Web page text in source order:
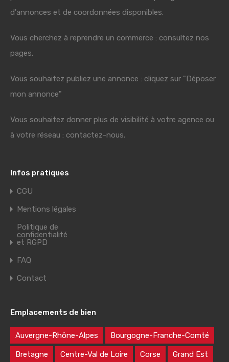
d'annonces et de coordonnées disponibles.
Vous cherchez à reprendre un commerce : consultez nos
pages.
Vous souhaitez publiez une annonce : cliquez sur "Déposer
mon annonce"
Vous souhaitez donner plus de visibilité à votre agence ou
à votre réseau : contactez-nous.
Infos pratiques
CGU
Mentions légales
Politique de
confidentialité
et RGPD
FAQ
Contact
Emplacements de bien
Auvergne-Rhône-Alpes Bourgogne-Franche-Comté
Bretagne Centre-Val de Loire Corse Grand Est